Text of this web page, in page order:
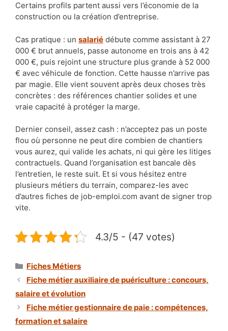
Certains profils partent aussi vers l’économie de la
construction ou la création d’entreprise.
Cas pratique : un salarié débute comme assistant à 27
000 € brut annuels, passe autonome en trois ans à 42
000 €, puis rejoint une structure plus grande à 52 000
€ avec véhicule de fonction. Cette hausse n’arrive pas
par magie. Elle vient souvent après deux choses très
concrètes : des références chantier solides et une
vraie capacité à protéger la marge.
Dernier conseil, assez cash : n’acceptez pas un poste
flou où personne ne peut dire combien de chantiers
vous aurez, qui valide les achats, ni qui gère les litiges
contractuels. Quand l’organisation est bancale dès
l’entretien, le reste suit. Et si vous hésitez entre
plusieurs métiers du terrain, comparez-les avec
d’autres fiches de job-emploi.com avant de signer trop
vite.
4.3/5 - (47 votes)
Catégories
Fiches Métiers
Fiche métier auxiliaire de puériculture : concours,
salaire et évolution
Fiche métier gestionnaire de paie : compétences,
formation et salaire